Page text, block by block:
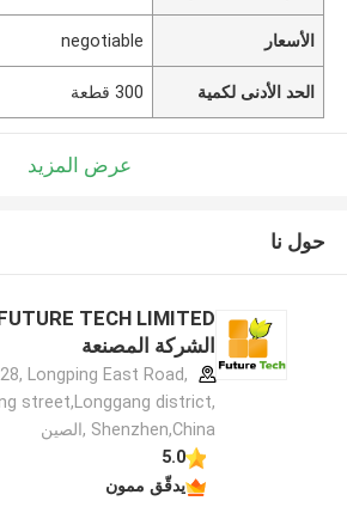
الأسعار negotiable
الحد الأدنى لكمية 300 قطعة
عرض المزيد
حول نا
الشركة المصنعة
Longping East Road,
street,Longgang district,
Shenzhen,China ,الصين
5.0
يدقّق ممون